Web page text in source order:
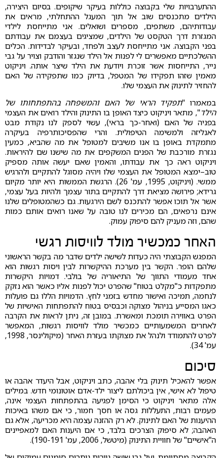
ההתערבויות שלי בקבוצה כוללות בעיקר שיקופים. בסיום היצירה,
הילדים מתכנסים שוב אל תוך המעגל ההתחלתי, מראים את
עבודותיהם, משתפים, מספרים ושואלים. אני מתייחסת לילדי
המגזרת דרך הטקסט של הילדים, שמציגים בעצמם את עבודתם
בפני הקבוצה. אני מתייחסת לעצב ולפחד, ובעיקר לבדידות. הכלים
ההשלכתיים מאפשרים לי לפנות אל הילד שנגזר והודבק וצויר על גבי
נייר, התייחסות אשר זוכרת ויודעת את הילד שיצר אותה. ויניקוט
מאמין שזהו תפקידו של המטפל, בדיוק כמו שתפקידה של האם
להחזיר לתינוק את העצמי שלו.
במאמרו "תפקיד הראי של האם והמשפחה בהתפתחותו של
הילד", מתאר ויניקוט כיצד האופן בו התינוק והילד רואים את העצמי
בפניה של האם (ואחר-כך בראי), עשוי לספק לנו נקודת מבט
לאנליזה ולמשימה הטיפולית. והרי שהפסיכותרפיה בעיקרה
מתמקדת באופן בו אנו משיבים למטופל את מה שהביא, כמעין
נגזרת מורכבת של הפנים המשקפים את מה שישנו שם להיראות.
ויניקוט ראה כך את עבודתו, והאמין שאם יעשה אותה מספיק
טוב–ימצא המטופל את העצמי שלו ויהיה מסוגל להתקיים ולהרגיש
ממשי. (ויניקוט, 1995, עמ' 26). הרגשת הממשות היא יותר מקיום
גרידא; פירושה מציאת דרך להתקיים בתור עצמך ולהיות בעל עצמי,
אשר אל תוכו אפשר להתכנס לשם הירגעות. גם כשהמטופלים שלנו
אינם נרפאים, הם מכירים לנו טובה על שאנו רואים אותם כמות
שהם, וזה מעניק להם סיפוק עמוק.
האחר כמכשיר מולד לוויסות רגשי
המפגש הקבוצתי היה כעדות לשישה ילדים שדבר מה בקשר הראשוני
שלהם הופר. הקשר בין מערכת ההיקשרות לבין ויסות רגשות הוא
אחד מעמודי התווך של התיאוריה של בולבי. דמויות היקשרות
מתפקדות כ"מקלט בטוח" שהפרט יכול לפנות אליו כאשר הוא נזקק
לנחמה, תמיכה ואישור מחדש בזמני לחץ. הדמויות הללו גם פועלות
כאגו המסייע בניהול מצוקה וכבסיס בטוח להתפתחות האישיות של
הפרט באווירה תומכת ומאשרת. במובן זה, ניתן לראות את הקרבה
לאחרים המשמעותיים כמכשיר מולד לוויסות רגשות, המאפשר
לפרט להתמודד ולנהל את מצוקתו בעזרת האחר (מיקולינסר, 1998,
עמ' 34).
סיכום
אפשר להאכיל תינוק בלי אהבה, כתב ויניקוט, אבל היעדר אהבה או
טיפול לא אישי, אין ביכולתם ליצור ילד-אדם אוטונומי חדש. במילים
אלה מתאר ויניקוט כי הסימן לפגיעה בהתפתחות העצמי אינה,
פעמים רבות, התעללות גסה או חסך חמור, כי אם משהו באיכות
ההיענות של האם לתינוק. לא רק ההזנה עצמה היא מכריעה, אלא גם
האהבה; לא סיפוק הצרכים בלבד, כי אם היענות האם למאפיינים
ה"אישיים" של חוויית התינוק (מיטשל, 2006, עמ' 190-191).